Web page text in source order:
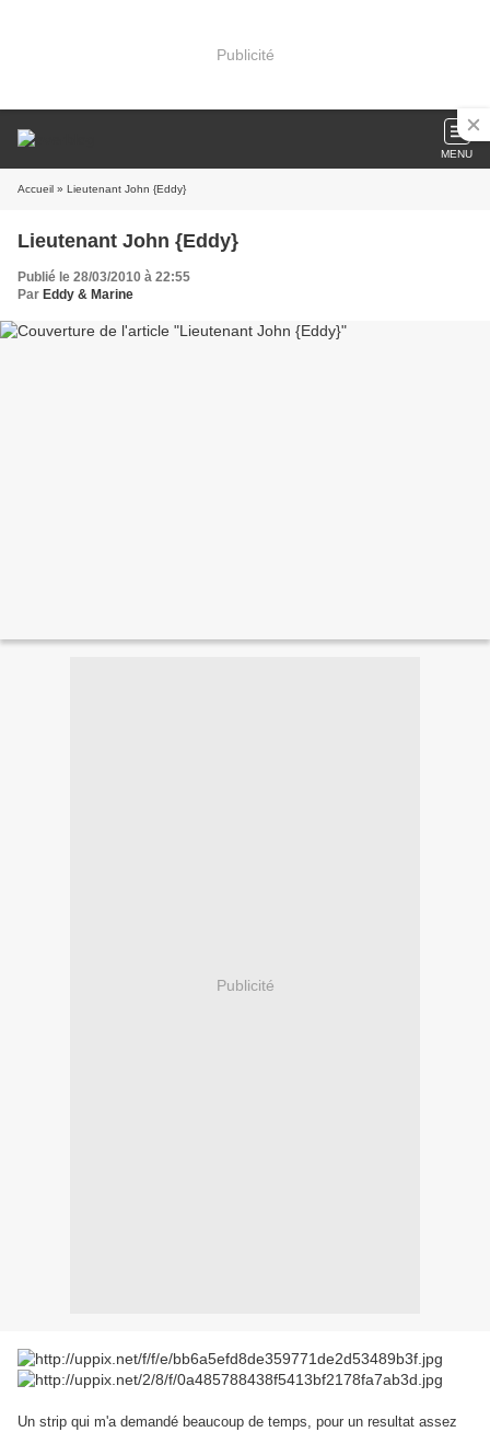
Publicité
MENU
Accueil » Lieutenant John {Eddy}
Lieutenant John {Eddy}
Publié le 28/03/2010 à 22:55
Par Eddy & Marine
Publicité
Un strip qui m'a demandé beaucoup de temps, pour un resultat assez